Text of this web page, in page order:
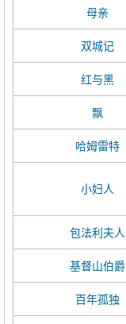
母亲
双城记
红与黑
飘
哈姆雷特
小妇人
包法利夫人
基督山伯爵
百年孤独